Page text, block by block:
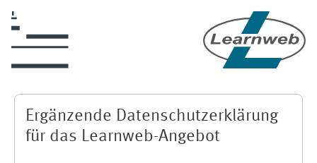
Ergänzende Datenschutzerklärung
für das Learnweb-Angebot